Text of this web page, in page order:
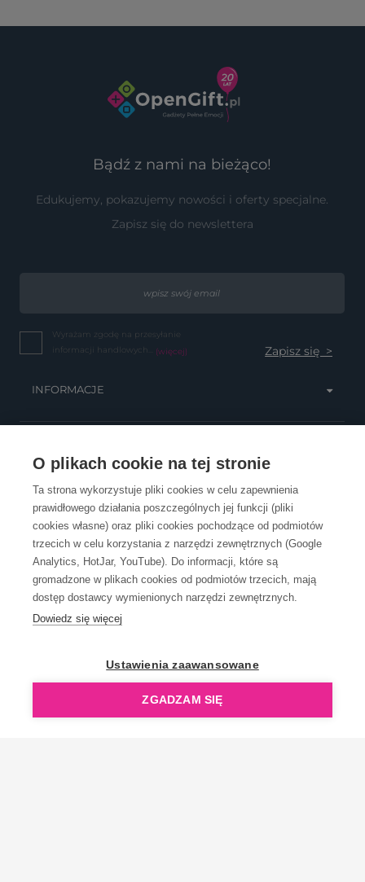
O plikach cookie na tej stronie
Ta strona wykorzystuje pliki cookies w celu zapewnienia
prawidłowego działania poszczególnych jej funkcji (pliki
cookies własne) oraz pliki cookies pochodzące od podmiotów
trzecich w celu korzystania z narzędzi zewnętrznych (Google
Analytics, HotJar, YouTube). Do informacji, które są
gromadzone w plikach cookies od podmiotów trzecich, mają
dostęp dostawcy wymienionych narzędzi zewnętrznych.
Dowiedz się więcej
Ustawienia zaawansowane
ZGADZAM SIĘ
Bądź z nami na bieżąco!
Edukujemy, pokazujemy nowości i oferty specjalne.
Zapisz się do newslettera
Wyrażam zgodę na przesyłanie
informacji handlowych... (więcej)
INFORMACJE
OBSŁUGA KLIENTA
KONTAKT
OpenGift jest częścią ReflectGroup.